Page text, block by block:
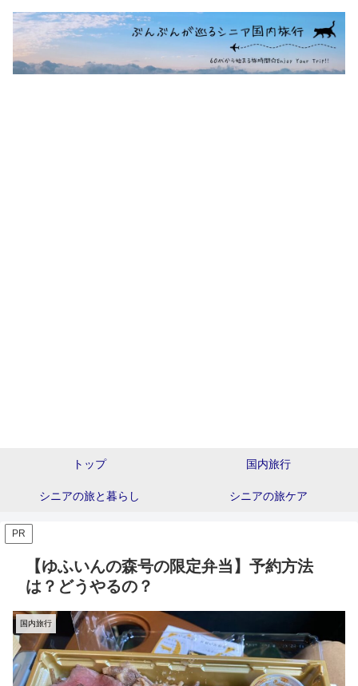
トップ 国内旅行
シニアの旅と暮らし シニアの旅ケア
PR
【ゆふいんの森号の限定弁当】予約方法
は？どうやるの？
国内旅行